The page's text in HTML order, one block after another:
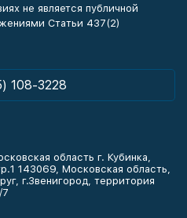
не является публичной
Статьи 437(2)
108-3228
область г. Кубинка,
143069, Московская область,
г.Звенигород, территория
7